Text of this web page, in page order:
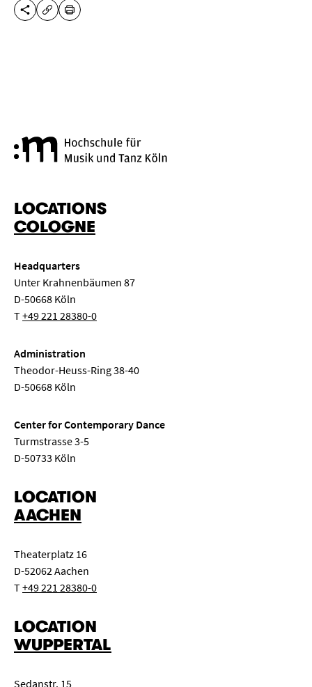
SHARE THIS PAGE
COPY URL
PRINT
LOCATIONS
COLOGNE
Headquarters
Unter Krahnenbäumen 87
D-50668 Köln
T+49 221 28380-0
Administration
Theodor-Heuss-Ring 38-40
D-50668 Köln
Center for Contemporary Dance
Turmstrasse 3-5
D-50733 Köln
LOCATION
AACHEN
Theaterplatz 16
D-52062 Aachen
T+49 221 28380-0
LOCATION
WUPPERTAL
Sedanstr. 15